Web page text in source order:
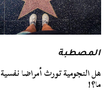
المصطبة
هل النجومية تورث أمراضا نفسية
ما؟!